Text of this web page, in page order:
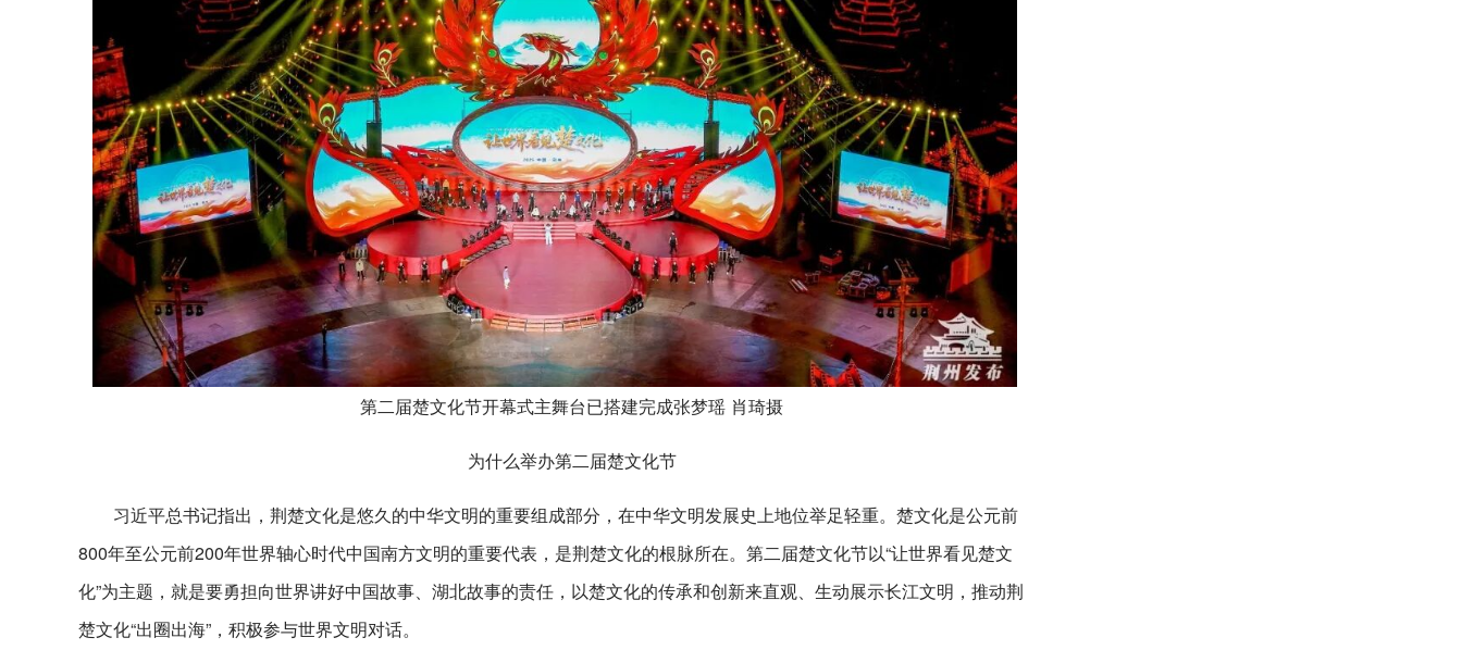
第二届楚文化节开幕式主舞台已搭建完成张梦瑶 肖琦摄
为什么举办第二届楚文化节
习近平总书记指出，荆楚文化是悠久的中华文明的重要组成部分，在中华文明发展史上地位举足轻重。楚文化是公元前
800年至公元前200年世界轴心时代中国南方文明的重要代表，是荆楚文化的根脉所在。第二届楚文化节以“让世界看见楚文
化”为主题，就是要勇担向世界讲好中国故事、湖北故事的责任，以楚文化的传承和创新来直观、生动展示长江文明，推动荆
楚文化“出圈出海”，积极参与世界文明对话。